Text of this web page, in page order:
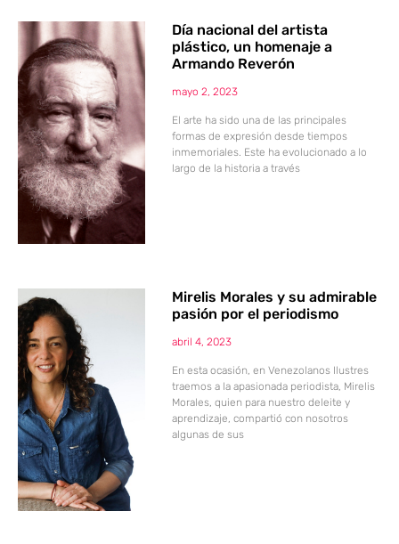
Día nacional del artista
plástico, un homenaje a
Armando Reverón
mayo 2, 2023
El arte ha sido una de las principales
formas de expresión desde tiempos
inmemoriales. Este ha evolucionado a lo
largo de la historia a través
Mirelis Morales y su admirable
pasión por el periodismo
abril 4, 2023
En esta ocasión, en Venezolanos Ilustres
traemos a la apasionada periodista, Mirelis
Morales, quien para nuestro deleite y
aprendizaje, compartió con nosotros
algunas de sus